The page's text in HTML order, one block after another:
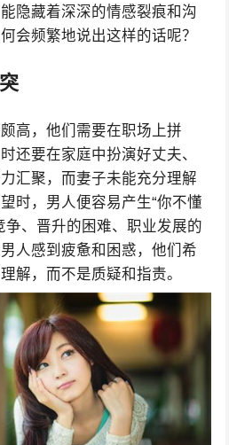
隐藏着深深的情感裂痕和沟
会频繁地说出这样的话呢？
高，他们需要在职场上拼
还要在家庭中扮演好丈夫、
汇聚，而妻子未能充分理解
时，男人便容易产生“你不懂
争、晋升的困难、职业发展的
人感到疲惫和困惑，他们希
解，而不是质疑和指责。